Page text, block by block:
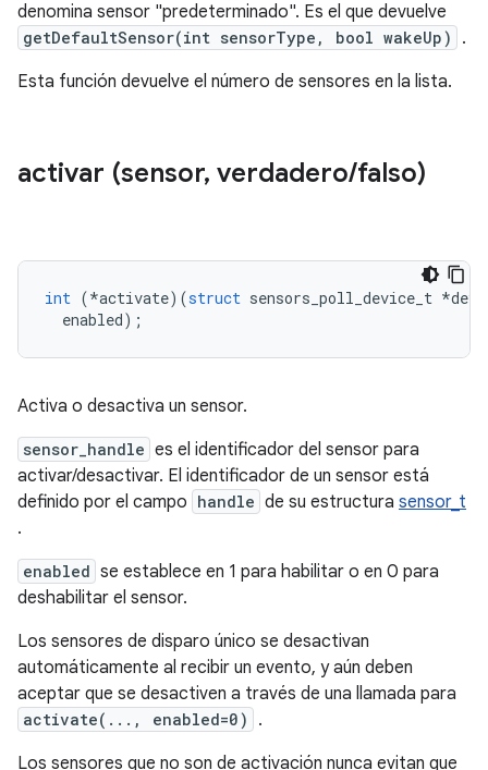
denomina sensor "predeterminado". Es el que devuelve
getDefaultSensor(int sensorType, bool wakeUp)
.
Esta función devuelve el número de sensores en la lista.
activar (sensor, verdadero/falso)
int (*activate)(struct sensors_poll_device_t *dev
enabled);
Activa o desactiva un sensor.
sensor_handle es el identificador del sensor para
activar/desactivar. El identificador de un sensor está
definido por el campo handle de su estructura sensor_t
.
enabled se establece en 1 para habilitar o en 0 para
deshabilitar el sensor.
Los sensores de disparo único se desactivan
automáticamente al recibir un evento, y aún deben
aceptar que se desactiven a través de una llamada para
activate(..., enabled=0)
.
Los sensores que no son de activación nunca evitan que